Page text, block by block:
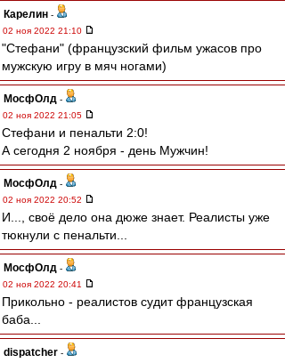
Карелин -
02 ноя 2022 21:10
"Стефани" (французский фильм ужасов про
мужскую игру в мяч ногами)
МосфОлд -
02 ноя 2022 21:05
Стефани и пенальти 2:0!
А сегодня 2 ноября - день Мужчин!
МосфОлд -
02 ноя 2022 20:52
И..., своё дело она дюже знает. Реалисты уже
тюкнули с пенальти...
МосфОлд -
02 ноя 2022 20:41
Прикольно - реалистов судит французская
баба...
dispatcher -